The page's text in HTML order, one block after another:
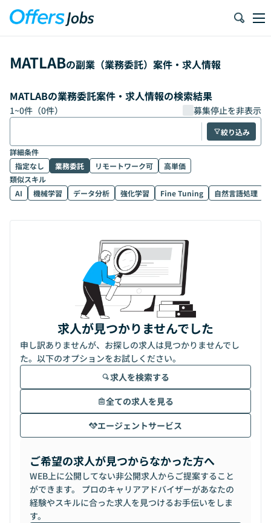
MATLABの副業（業務委託）案件・求人情報
MATLABの業務委託案件・求人情報の検索結果
1~0件（0件） 募集停止を非表示
絞り込み
詳細条件
指定なし
業務委託 リモートワーク可
高単価
類似スキル
AI
機械学習 データ分析 強化学習 Fine Tuning 自然言語処理
求人が見つかりませんでした
申し訳ありませんが、お探しの求人は見つかりませんでし
た。以下のオプションをお試しください。
求人を検索する
全ての求人を見る
エージェントサービス
ご希望の求人が見つからなかった方へ
WEB上に公開してない非公開求人からご提案すること
ができます。 プロのキャリアアドバイザーがあなたの
経験やスキルに合った求人を見つけるお手伝いをしま
す。